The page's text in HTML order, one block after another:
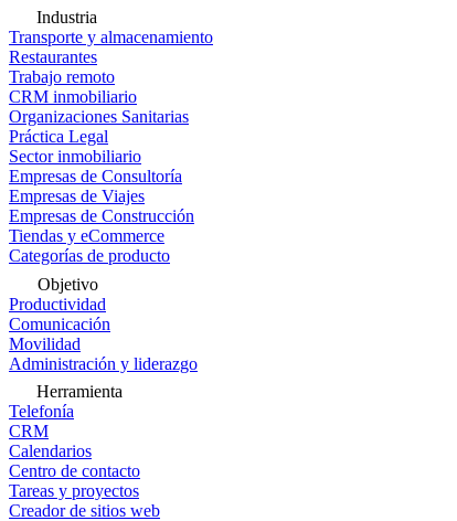
Industria
Transporte y almacenamiento
Restaurantes
Trabajo remoto
CRM inmobiliario
Organizaciones Sanitarias
Práctica Legal
Sector inmobiliario
Empresas de Consultoría
Empresas de Viajes
Empresas de Construcción
Tiendas y eCommerce
Categorías de producto
Objetivo
Productividad
Comunicación
Movilidad
Administración y liderazgo
Herramienta
Telefonía
CRM
Calendarios
Centro de contacto
Tareas y proyectos
Creador de sitios web